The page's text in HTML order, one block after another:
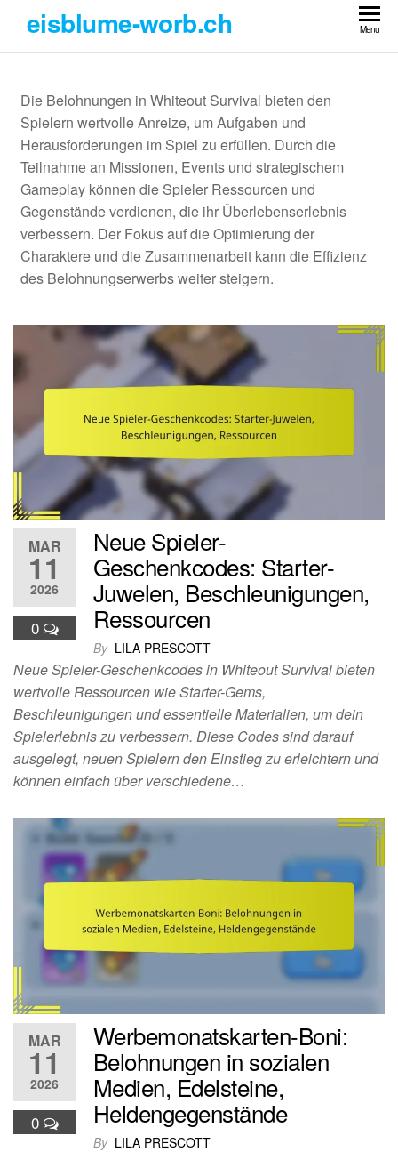
the
eisblume-worb.ch Menu
Die Belohnungen in Whiteout Survival bieten den
Spielern wertvolle Anreize, um Aufgaben und
Herausforderungen im Spiel zu erfüllen. Durch die
Teilnahme an Missionen, Events und strategischem
Gameplay können die Spieler Ressourcen und
Gegenstände verdienen, die ihr Überlebenserlebnis
verbessern. Der Fokus auf die Optimierung der
Charaktere und die Zusammenarbeit kann die Effizienz
des Belohnungserwerbs weiter steigern.
MAR
11
2026
0
Neue Spieler-
Geschenkcodes: Starter-
Juwelen, Beschleunigungen,
Ressourcen
By LILA PRESCOTT
Neue Spieler-Geschenkcodes in Whiteout Survival bieten
wertvolle Ressourcen wie Starter-Gems,
Beschleunigungen und essentielle Materialien, um dein
Spielerlebnis zu verbessern. Diese Codes sind darauf
ausgelegt, neuen Spielern den Einstieg zu erleichtern und
können einfach über verschiedene…
MAR
11
2026
0
Werbemonatskarten-Boni:
Belohnungen in sozialen
Medien, Edelsteine,
Heldengegenstände
By LILA PRESCOTT